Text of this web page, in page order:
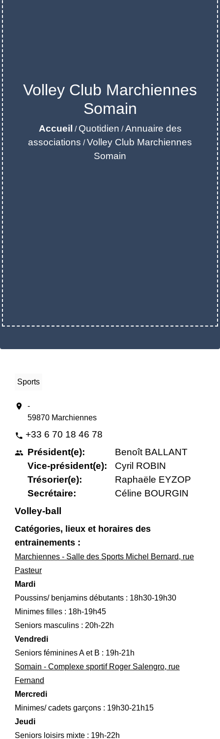
Volley Club Marchiennes
Somain
Accueil / Quotidien /Annuaire des
associations /Volley Club Marchiennes
Somain
Sports
location_on
-
59870 Marchiennes
phone +33 6 70 18 46 78
people Président(e):
Vice-président(e):
Trésorier(e):
Secrétaire:
Benoît BALLANT
Cyril ROBIN
Raphaële EYZOP
Céline BOURGIN
Volley-ball
Catégories, lieux et horaires des
entrainements :
Marchiennes - Salle des Sports Michel Bernard, rue
Pasteur
Mardi
Poussins/ benjamins débutants : 18h30-19h30
Minimes filles : 18h-19h45
Seniors masculins : 20h-22h
Vendredi
Seniors féminines A et B : 19h-21h
Somain - Complexe sportif Roger Salengro, rue
Fernand
Mercredi
Minimes/ cadets garçons : 19h30-21h15
Jeudi
Seniors loisirs mixte : 19h-22h